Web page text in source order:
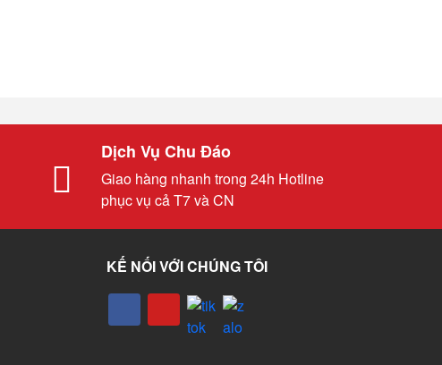
Dịch Vụ Chu Đáo
Giao hàng nhanh trong 24h Hotline
phục vụ cả T7 và CN
KẾ NỐI VỚI CHÚNG TÔI